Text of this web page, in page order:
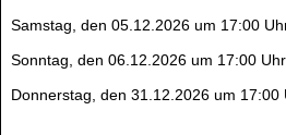
Samstag, den 05.12.2026 um 17:00
Sonntag, den 06.12.2026 um 17:00
Donnerstag, den 31.12.2026 um